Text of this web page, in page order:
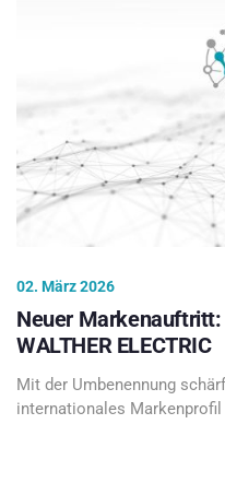
02. März 2026
Neuer Markenauftritt:
WALTHER ELECTRIC
Mit der Umbenennung
internationales Markenprofil